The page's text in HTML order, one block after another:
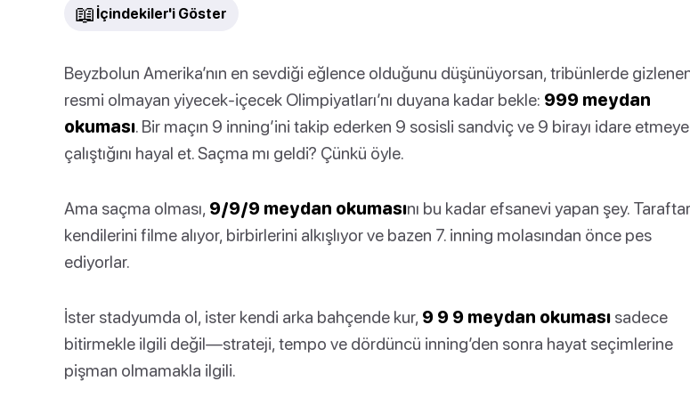
📖 İçindekiler'i Göster
Beyzbolun Amerika’nın en sevdiği eğlence olduğunu düşünüyorsan, tribünlerde
resmi olmayan yiyecek-içecek Olimpiyatları’nı duyana kadar bekle: 999 meydan
okuması. Bir maçın 9 inning’ini takip ederken 9 sosisli sandviç ve 9 birayı idare etmeye
çalıştığını hayal et. Saçma mı geldi? Çünkü öyle.
Ama saçma olması, 9/9/9 meydan okumasını bu kadar efsanevi yapan şey.
kendilerini filme alıyor, birbirlerini alkışlıyor ve bazen 7. inning molasından önce pes
ediyorlar.
İster stadyumda ol, ister kendi arka bahçende kur, 9 9 9 meydan okuması sadece
bitirmekle ilgili değil—strateji, tempo ve dördüncü inning’den sonra hayat seçimlerine
pişman olmamakla ilgili.